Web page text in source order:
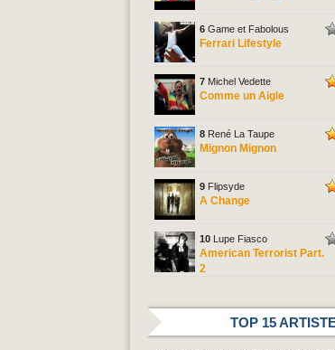
6 Game et Fabolous
Ferrari Lifestyle
7 Michel Vedette
Comme un Aigle
8 René La Taupe
Mignon Mignon
9 Flipsyde
A Change
10 Lupe Fiasco
American Terrorist Part.
2
TOP 15